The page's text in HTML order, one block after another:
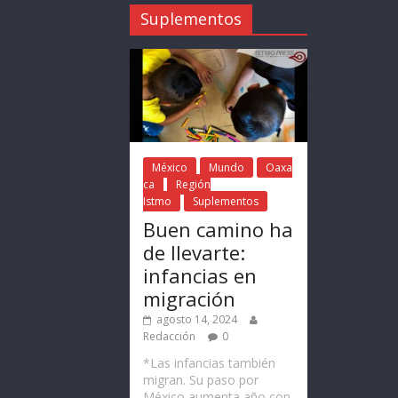
Suplementos
México Mundo
Oaxa
ca
Región
Istmo
Suplementos
Buen camino ha
de llevarte:
infancias en
migración
agosto 14, 2024
Redacción
0
*Las infancias también
migran. Su paso por